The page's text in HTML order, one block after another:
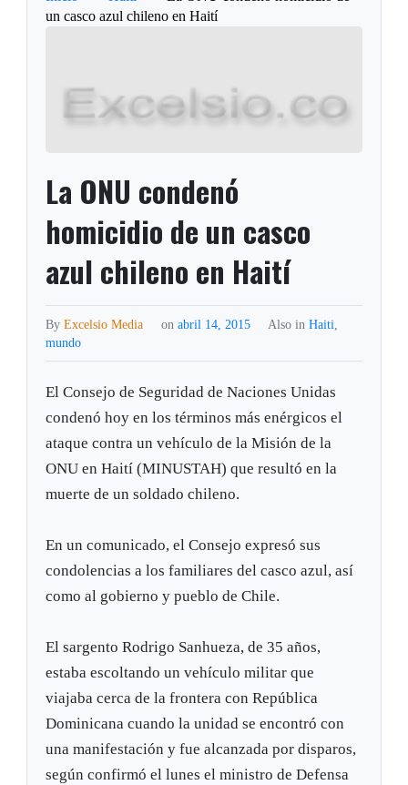
un casco azul chileno en Haití
La ONU condenó
homicidio de un casco
azul chileno en Haití
ByExcelsio Media on abril 14, 2015 Also in Haiti,
mundo
El Consejo de Seguridad de Naciones Unidas
condenó hoy en los términos más enérgicos el
ataque contra un vehículo de la Misión de la
ONU en Haití (MINUSTAH) que resultó en la
muerte de un soldado chileno.
En un comunicado, el Consejo expresó sus
condolencias a los familiares del casco azul, así
como al gobierno y pueblo de Chile.
El sargento Rodrigo Sanhueza, de 35 años,
estaba escoltando un vehículo militar que
viajaba cerca de la frontera con República
Dominicana cuando la unidad se encontró con
una manifestación y fue alcanzada por disparos,
según confirmó el lunes el ministro de Defensa